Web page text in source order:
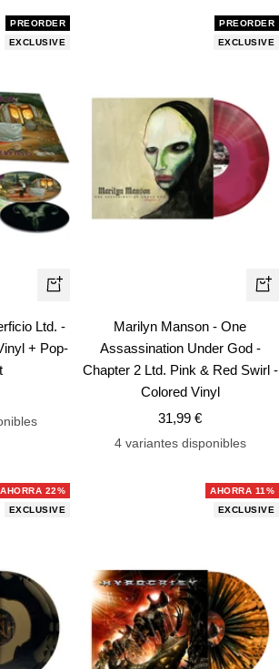
PREORDER
EXCLUSIVE
+
Añadir
Ltd. -
+ Pop-
PREORDER
EXCLUSIVE
+
Marilyn Manson - One
Assassination Under God -
Chapter 2 Ltd. Pink & Red Swirl -
Colored Vinyl
Precio
de
31,99 €
4 variantes disponibles
AHORRA 22%
EXCLUSIVE
AHORRA 11%
EXCLUSIVE